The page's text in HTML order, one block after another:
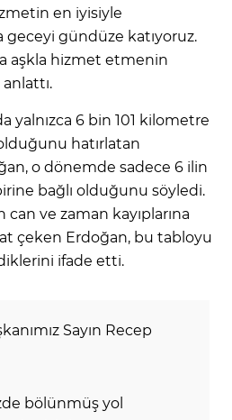
en iyisiyle
geceyi gündüze katıyoruz.
aşkla hizmet etmenin
anlattı.
yalnızca 6 bin 101 kilometre
hatırlatan
o dönemde sadece 6 ilin
bağlı olduğunu söyledi.
can ve zaman kayıplarına
çeken Erdoğan, bu tabloyu
ifade etti.
Sayın Recep
bölünmüş yol